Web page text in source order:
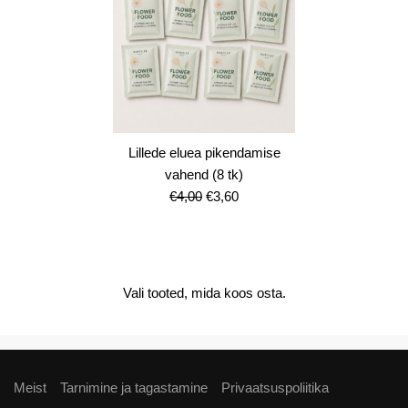
Lillede eluea pikendamise
vahend (8 tk)
€4,00 Algne
€3,60Current
Vali tooted, mida koos osta.
Meist Tarnimine ja tagastamine Privaatsuspoliitika